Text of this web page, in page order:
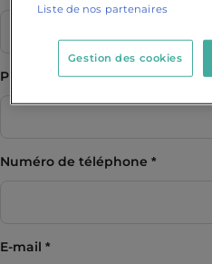
Prénom
Numéro de téléphone
E-mail
Liste de nos partenaires
Gestion des cookies